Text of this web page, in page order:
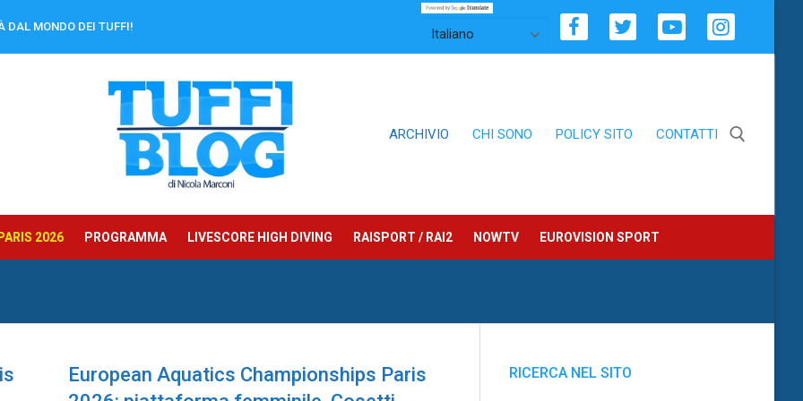
DAL MONDO DEI TUFFI!
ARCHIVIO CHI SONO POLICY SITO CONTATTI
2026 PROGRAMMA LIVESCORE HIGH DIVING RAISPORT / RAI2 NOWTV EUROVISION SPORT
European Aquatics Championships Paris
RICERCA NEL SITO